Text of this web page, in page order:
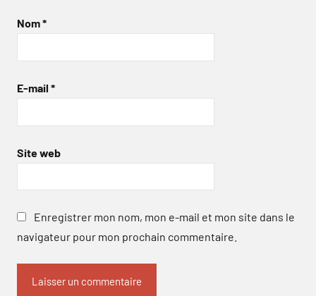
Nom*
E-mail *
Site web
Enregistrer mon nom, mon e-mail et mon site dans le
navigateur pour mon prochain commentaire.